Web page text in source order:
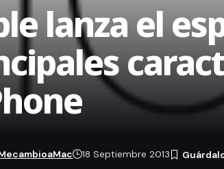
lanza el
18 Septiembre 2013